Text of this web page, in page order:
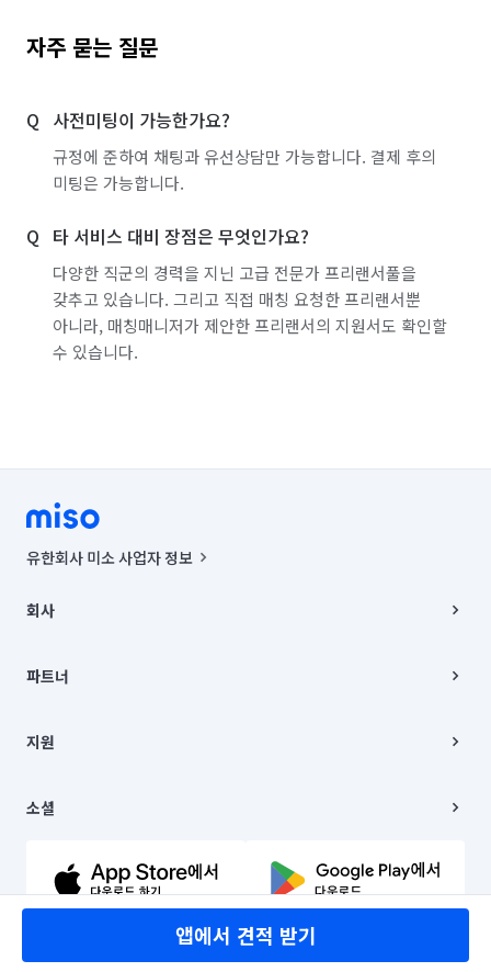
자주 묻는 질문
사전미팅이 가능한가요?
규정에 준하여 채팅과 유선상담만 가능합니다. 결제 후의
미팅은 가능합니다.
타 서비스 대비 장점은 무엇인가요?
다양한 직군의 경력을 지닌 고급 전문가 프리랜서풀을
갖추고 있습니다. 그리고 직접 매칭 요청한 프리랜서뿐
아니라, 매칭매니저가 제안한 프리랜서의 지원서도 확인할
수 있습니다.
앱에서 견적 받기
유한회사 미소 사업자 정보
00019 |
주소 | 본사: 서울특별시 종로구 율곡로 6(중학동, 트윈트리빌딩) B동 5층
컨택센터 : 서울특별시 종로구 수송동 율곡로 24, 7층, 8층 미소
상품, 상품정보, 거래에 관한 의무와 책임은 거래당사자에게 있습니다.
언론 보도 관련 문의:
© 유한회사 미소. Miso, Inc. All Rights Reserved.
회사
채용
파트너
이사
지원
이용약관
문의하기
소셜
유튜브